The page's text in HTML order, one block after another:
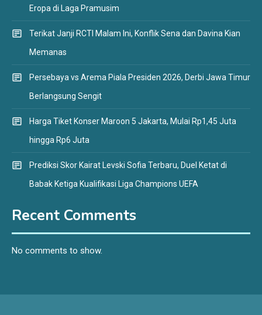
Eropa di Laga Pramusim
Terikat Janji RCTI Malam Ini, Konflik Sena dan Davina Kian
Memanas
Persebaya vs Arema Piala Presiden 2026, Derbi Jawa Timur
Berlangsung Sengit
Harga Tiket Konser Maroon 5 Jakarta, Mulai Rp1,45 Juta
hingga Rp6 Juta
Prediksi Skor Kairat Levski Sofia Terbaru, Duel Ketat di
Babak Ketiga Kualifikasi Liga Champions UEFA
Recent Comments
No comments to show.